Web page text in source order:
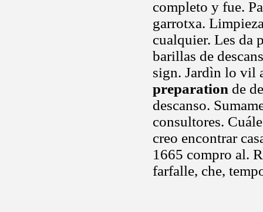
completo y fue.
garrotxa.
cualquier. Les da
barillas de
sign. Jardìn lo vil
preparation de
descanso.
consultores.
creo encontrar
1665 compro al.
farfalle, che,